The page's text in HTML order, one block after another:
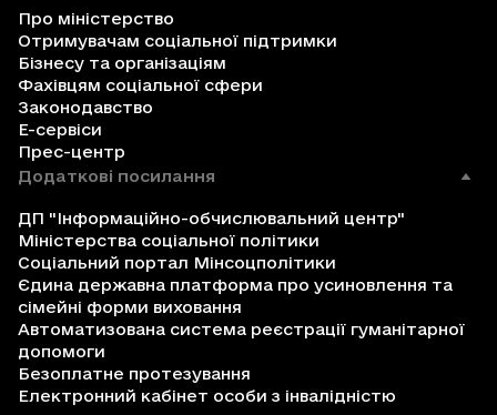
Про міністерство
Отримувачам соціальної підтримки
Бізнесу та організаціям
Фахівцям соціальної сфери
Законодавство
Е-сервіси
Прес-центр
Додаткові посилання
ДП "Інформаційно-обчислювальний центр"
Міністерства соціальної політики
Соціальний портал Мінсоцполітики
Єдина державна платформа про усиновлення та
сімейні форми виховання
Автоматизована система реєстрації гуманітарної
допомоги
Безоплатне протезування
Електронний кабінет особи з інвалідністю